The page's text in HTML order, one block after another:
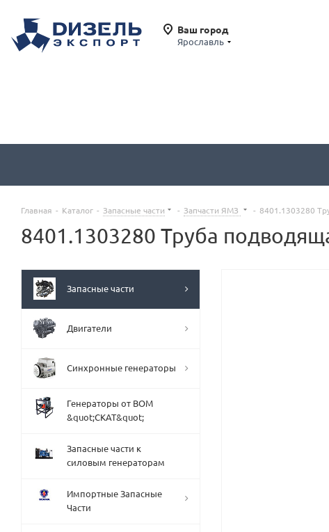
Ваш город
Ярославль
Главная - Каталог - Запасные части - Запчасти ЯМЗ - 8401.1303280
8401.1303280 Труба
Запасные части
Двигатели
Синхронные генераторы
Генераторы от ВОМ
&quot;СКАТ&quot;
Запасные части к
силовым генераторам
Импортные Запасные
Части